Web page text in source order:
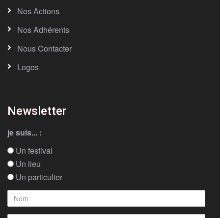
Nos Actions
Nos Adhérents
Nous Contacter
Logos
Newsletter
je suis... :
Un festival
Un lieu
Un particulier